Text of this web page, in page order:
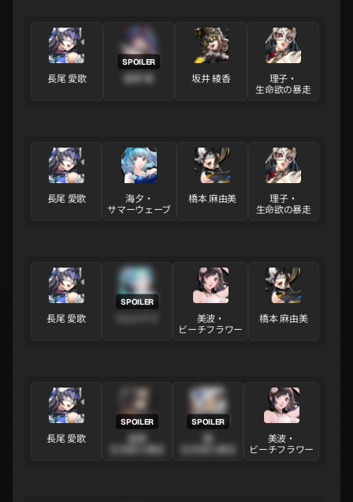
長尾 愛歌 坂井 綾香
理子・
生命欲の暴走
長尾 愛歌
海夕・
サマーウェーブ
橋本 麻由美
理子・
生命欲の暴走
長尾 愛歌
美波・
ビーチフラワー
橋本 麻由美
長尾 愛歌
美波・
ビーチフラワー